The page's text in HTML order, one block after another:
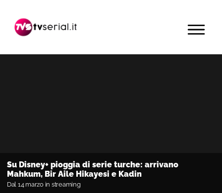
navigazione
contenuto
barra
primaria
MENU
Su Disney+ pioggia di serie turche: arrivano
Mahkum, Bir Aile Hikayesi e Kadin
Dal 14 marzo in streaming